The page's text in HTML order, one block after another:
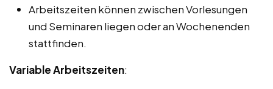
Arbeitszeiten können zwischen Vorlesungen
und Seminaren liegen oder an Wochenenden
stattfinden.
Variable Arbeitszeiten: